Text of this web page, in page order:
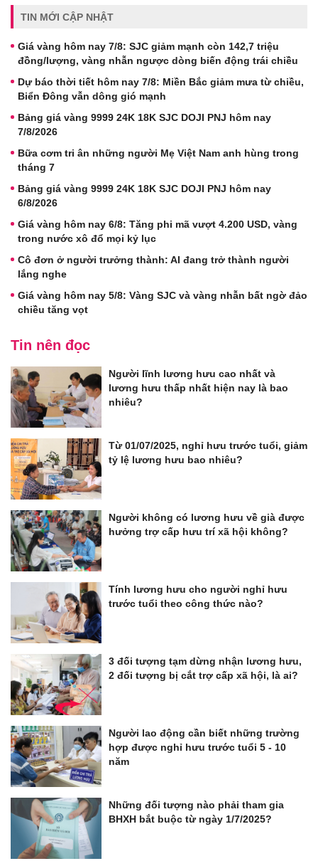
TIN MỚI CẬP NHẬT
Giá vàng hôm nay 7/8: SJC giảm mạnh còn 142,7 triệu
đồng/lượng, vàng nhẫn ngược dòng biến động trái chiều
Dự báo thời tiết hôm nay 7/8: Miền Bắc giảm mưa từ chiều,
Biển Đông vẫn dông gió mạnh
Bảng giá vàng 9999 24K 18K SJC DOJI PNJ hôm nay
7/8/2026
Bữa cơm tri ân những người Mẹ Việt Nam anh hùng trong
tháng 7
Bảng giá vàng 9999 24K 18K SJC DOJI PNJ hôm nay
6/8/2026
Giá vàng hôm nay 6/8: Tăng phi mã vượt 4.200 USD, vàng
trong nước xô đổ mọi kỷ lục
Cô đơn ở người trưởng thành: AI đang trở thành người
lắng nghe
Giá vàng hôm nay 5/8: Vàng SJC và vàng nhẫn bất ngờ đảo
chiều tăng vọt
Tin nên đọc
Người lĩnh lương hưu cao nhất và
lương hưu thấp nhất hiện nay là bao
nhiêu?
Từ 01/07/2025, nghỉ hưu trước tuổi, giảm
tỷ lệ lương hưu bao nhiêu?
Người không có lương hưu về già được
hưởng trợ cấp hưu trí xã hội không?
Tính lương hưu cho người nghỉ hưu
trước tuổi theo công thức nào?
3 đối tượng tạm dừng nhận lương hưu,
2 đối tượng bị cắt trợ cấp xã hội, là ai?
Người lao động cần biết những trường
hợp được nghỉ hưu trước tuổi 5 - 10
năm
Những đối tượng nào phải tham gia
BHXH bắt buộc từ ngày 1/7/2025?